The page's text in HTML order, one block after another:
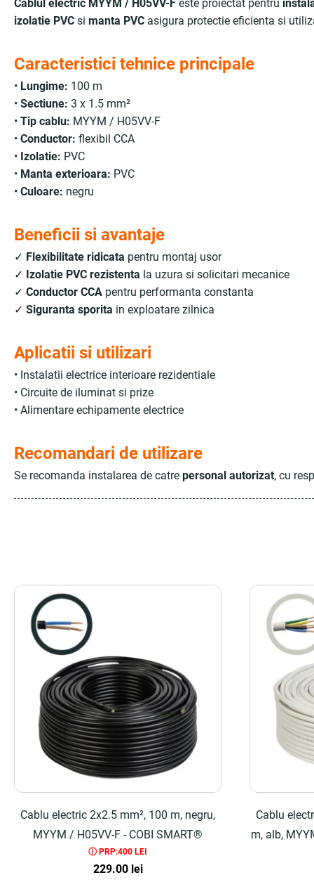
Cablul electric MYYM / H05VV-F este proiectat pentru
izolatie PVC si manta PVC asigura protectie eficienta si
Caracteristici tehnice principale
• Lungime: 100 m
• Sectiune: 3 x 1.5 mm²
• Tip cablu: MYYM / H05VV-F
• Conductor: flexibil CCA
• Izolatie: PVC
• Manta exterioara: PVC
• Culoare: negru
Beneficii si avantaje
✓ Flexibilitate ridicata pentru montaj usor
✓ Izolatie PVC rezistenta la uzura si solicitari mecanice
✓ Conductor CCA pentru performanta constanta
✓ Siguranta sporita in exploatare zilnica
Aplicatii si utilizari
• Instalatii electrice interioare rezidentiale
• Circuite de iluminat si prize
• Alimentare echipamente electrice
Recomandari de utilizare
Se recomanda instalarea de catre personal autorizat, cu
Cablu electric 2x2.5 mm², 100 m, negru,
MYYM / H05VV-F - COBI SMART®
ⓘ PRP:400 LEI
229.00 lei
Cablu
m, alb,